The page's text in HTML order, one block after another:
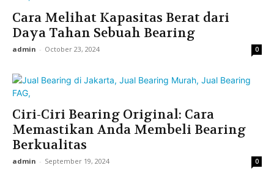
Cara Melihat Kapasitas Berat dari
Daya Tahan Sebuah Bearing
admin - October 23, 2024 0
Ciri-Ciri Bearing Original: Cara
Memastikan Anda Membeli Bearing
Berkualitas
admin - September 19, 2024 0